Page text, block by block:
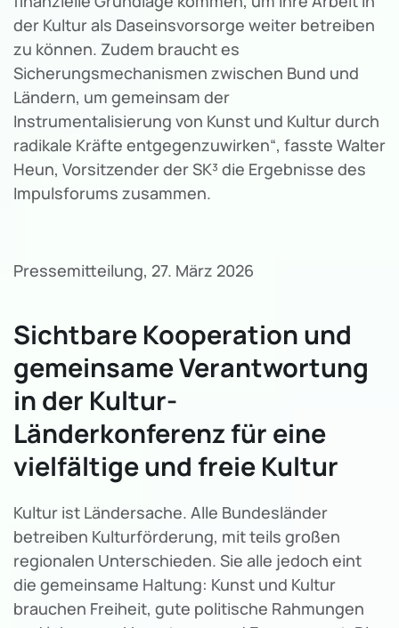
der Kultur als Daseinsvorsorge weiter betreiben
zu können. Zudem braucht es
Sicherungsmechanismen zwischen Bund und
Ländern, um gemeinsam der
Instrumentalisierung von Kunst und Kultur durch
radikale Kräfte entgegenzuwirken“, fasste Walter
Heun, Vorsitzender der SK³ die Ergebnisse des
Impulsforums zusammen.
Pressemitteilung, 27. März 2026
Sichtbare Kooperation und
gemeinsame Verantwortung
in der Kultur-
Länderkonferenz für eine
vielfältige und freie Kultur
Kultur ist Ländersache. Alle Bundesländer
betreiben Kulturförderung, mit teils großen
regionalen Unterschieden. Sie alle jedoch eint
die gemeinsame Haltung: Kunst und Kultur
brauchen Freiheit, gute politische Rahmungen